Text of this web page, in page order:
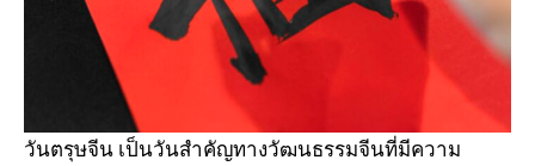
วันตรุษจีน เป็นวันสำคัญทางวัฒนธรรมจีนที่มีความ